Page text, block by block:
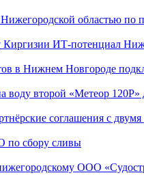
областью
Киргизии ИТ-потенциал
в Нижнем Новгороде
второй «Метеор 120Р»
соглашения с
по сбору сливы
ООО